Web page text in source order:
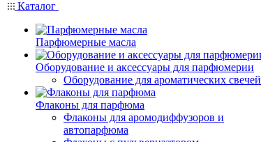
Каталог
Парфюмерные масла
Оборудование и аксессуары для парфюмерии
Оборудование для ароматических свечей
Флаконы для парфюма
Флаконы для аромодиффузоров и
автопарфюма